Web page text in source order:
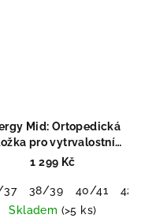
45
46/48
Mid: Ortopedická
pro vytrvalostní
sporty
1 299 Kč
38/39 40/41
42/
Skladem (>5 ks)